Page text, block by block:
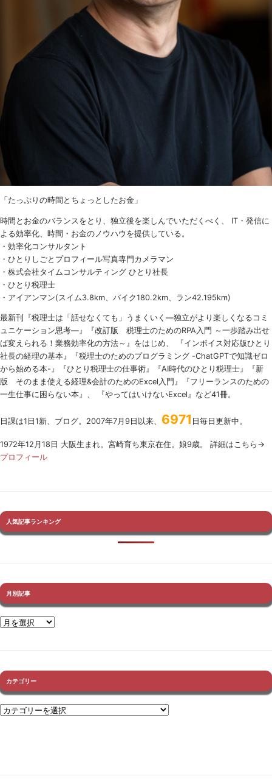
「たっぷりの時間とちょっとしたお金」
時間とお金のバランスをとり、独立後を楽しんでいただくべく、 IT・発信に
よる効率化、時間・お金のノウハウを提供している。
・効率化コンサルタント
・ひとりしごとプロフィール写真専門カメラマン
・株式会社タイムコンサルティング ひとり社長
・ひとり税理士
・アイアンマン(スイム3.8km、バイク180.2km、ラン42.195km)
最新刊『税理士は「話せなくても」うまくいく ―独立がより楽しくなるコミ
ュニケーション思考―』『改訂版 税理士のためのRPA入門 ～一歩踏み出せ
ば変えられる！業務効率化の方法～』をはじめ、 『インボイス対応版ひとり
社長の経理の基本』『税理士のためのプログラミング -ChatGPTで知識ゼロ
から始める本-』『ひとり税理士の仕事術』『AI時代のひとり税理士』『新
版 そのまま使える経理&会計のためのExcel入門』『フリーランスのための
一生仕事に困らない本』、 『やってはいけないExcel』など41冊。
日課は1日1新、ブログ。2007年7月9日以来、 6971 日毎日更新中。
1972年12月18日 大阪生まれ。宮崎育ち東京在住。娘9歳。 詳細はこちら→
プロフィール
人気記事ランキング
月別記事
カテゴリー